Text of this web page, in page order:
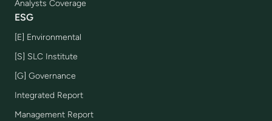
Analysts Coverage
ESG
[E] Environmental
[S] SLC Institute
[G] Governance
Integrated Report
Management Report